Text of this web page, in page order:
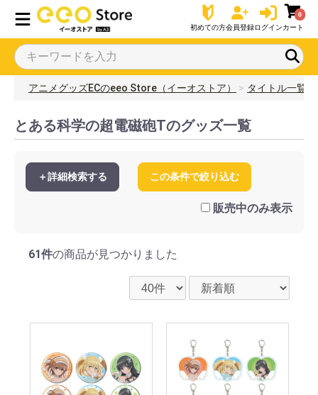
初めての方会員登録ログイン
0
カート
アニメグッズECのeeo Store（イーオストア） タイトル一覧
とある科学の超電磁砲Tのグッズ一覧
＋詳細検索する この条件で絞り込む
販売中のみ表示
61件の商品が見つかりました